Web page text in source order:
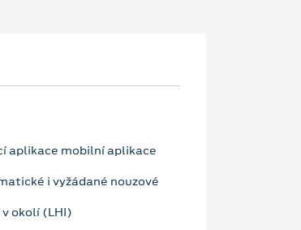
aplikace mobilní aplikace
i vyžádané nouzové
okolí (LHI)